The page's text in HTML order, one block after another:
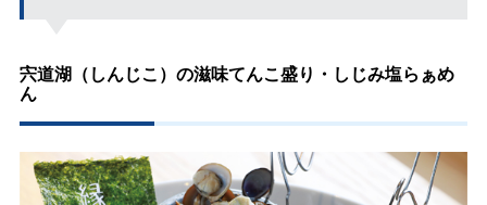
宍道湖（しんじこ）の滋味てんこ盛り・しじみ塩らぁめ
ん